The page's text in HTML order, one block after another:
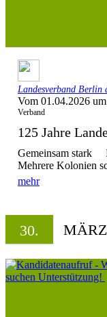
Landesverband Berlin
Vom 01.04.2026
Verband
125 Jahre
Gemeinsam stark
Mehrere Kolonien
mehr
30.